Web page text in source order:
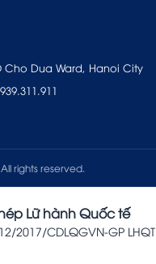
Cho Dua Ward, Hanoi City
rights reserved.
Lữ hành Quốc tế
2017/CDLQGVN-GP LHQT